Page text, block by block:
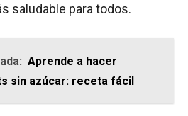
saludable para todos.
Aprende a hacer
sin azúcar: receta fácil